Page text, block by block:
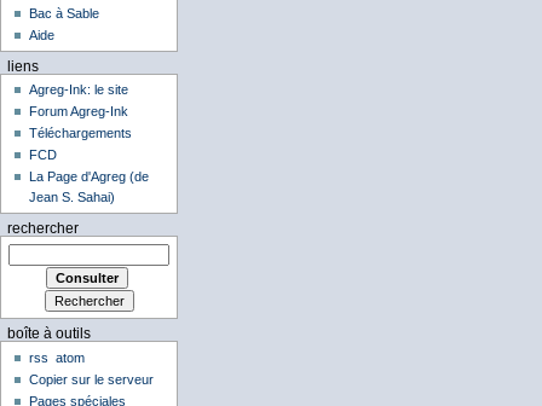
Bac à Sable
Aide
liens
Agreg-Ink: le site
Forum Agreg-Ink
Téléchargements
FCD
La Page d'Agreg (de
Jean S. Sahai)
rechercher
boîte à outils
rss
atom
Copier sur le serveur
Pages spéciales